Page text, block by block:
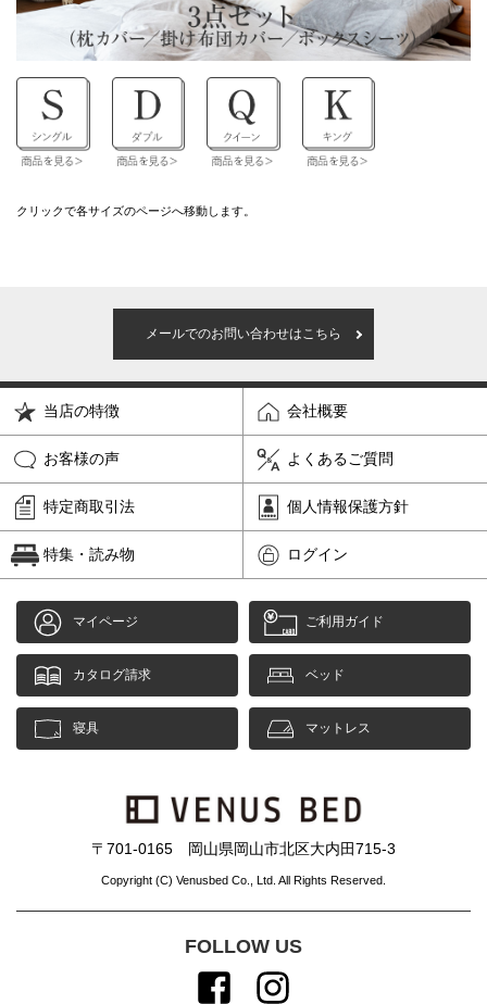
クリックで各サイズのページへ移動します。
メールでのお問い合わせはこちら
当店の特徴 会社概要
お客様の声 よくあるご質問
特定商取引法 個人情報保護方針
特集・読み物 ログイン
マイページ ご利用ガイド
カタログ請求 ベッド
寝具 マットレス
〒701-0165 岡山県岡山市北区大内田715-3
Copyright (C) Venusbed Co., Ltd. All Rights Reserved.
FOLLOW US